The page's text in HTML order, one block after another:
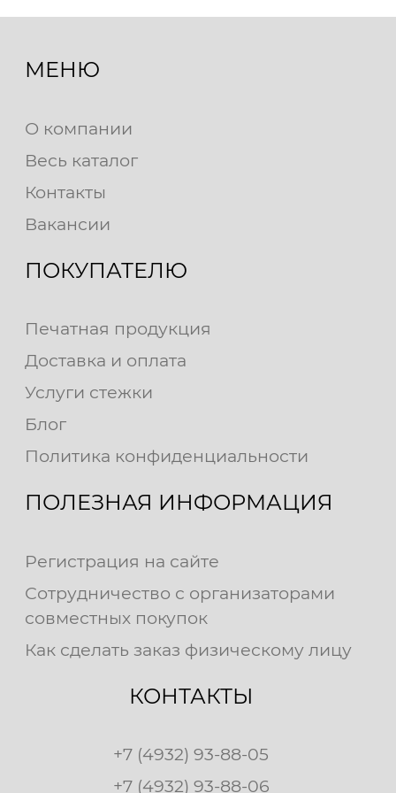
МЕНЮ
О компании
Весь каталог
Контакты
Вакансии
ПОКУПАТЕЛЮ
Печатная продукция
Доставка и оплата
Услуги стежки
Блог
Политика конфиденциальности
ПОЛЕЗНАЯ ИНФОРМАЦИЯ
Регистрация на сайте
Сотрудничество с организаторами
совместных покупок
Как сделать заказ физическому лицу
КОНТАКТЫ
+7 (4932) 93-88-05
+7 (4932) 93-88-06